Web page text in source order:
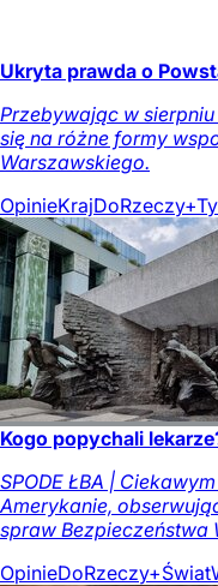
Ukryta prawda o
Przebywając w
się na różne formy
Warszawskiego.
OpinieKrajDoRzeczy+
Kogo popychali
SPODE ŁBA |
Amerykanie,
spraw Bezpieczeństwa
OpinieDoRzeczy+Świat